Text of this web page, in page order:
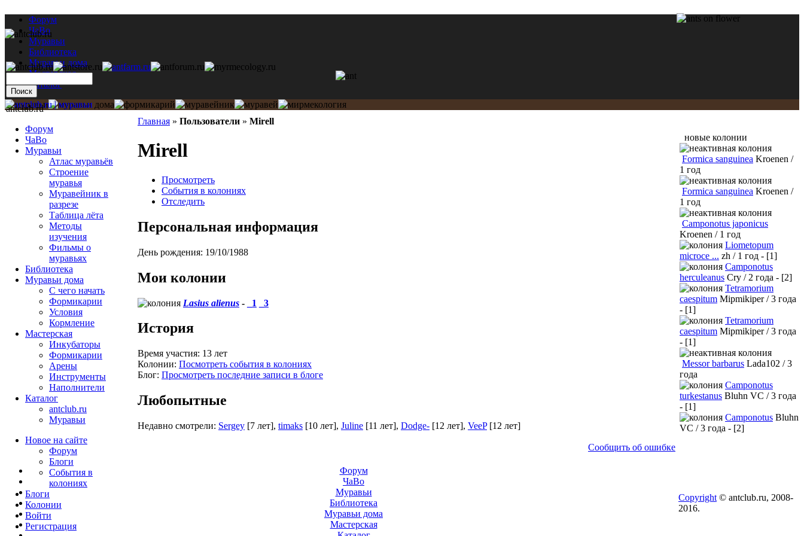
Форум
ЧаВо
Муравьи
Библиотека
Муравьи дома
Мастерская
Каталог
Главная » Пользователи » Mirell
Mirell
Просмотреть
События в колониях
Отследить
Персональная информация
День рождения: 19/10/1988
Мои колонии
Lasius alienus - _1 _3
История
Время участия: 13 лет
Колонии: Посмотреть события в колониях
Блог: Просмотреть последние записи в блоге
Любопытные
Недавно смотрели: Sergey [7 лет], timaks [10 лет], Juline [11 лет], Dodge- [12 лет], VeeP [12 лет]
Сообщить об ошибке
antclub.ru
Форум
ЧаВо
Муравьи
Атлас муравьёв
Строение
муравья
Муравейник в
разрезе
Таблица лёта
Методы
изучения
Фильмы о
муравьях
Библиотека
Муравьи дома
С чего начать
Формикарии
Условия
Кормление
Мастерская
Инкубаторы
Формикарии
Арены
Инструменты
Наполнители
Каталог
antclub.ru
Муравьи
Новое на сайте
Форум
Блоги
События в
колониях
Блоги
Колонии
Войти
Peгиcтpaция
новые колонии
Formica sanguinea Kroenen /
1 год
Formica sanguinea Kroenen /
1 год
Camponotus japonicus
Kroenen / 1 год
Liometopum
microce ... zh / 1 год - [1]
Camponotus
herculeanus Cry / 2 года - [2]
Tetramorium
caespitum Mipmikiper / 3 года
- [1]
Tetramorium
caespitum Mipmikiper / 3 года
- [1]
Messor barbarus Lada102 / 3
года
Camponotus
turkestanus Bluhn VC / 3 года
- [1]
Camponotus Bluhn
VC / 3 года - [2]
Форум
ЧаВо
Муравьи
Библиотека
Муравьи дома
Мастерская
Copyright © antclub.ru, 2008-
2016.